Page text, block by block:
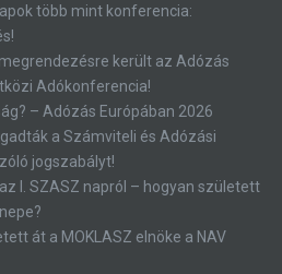
több mint konferencia:
került az Adózás
Adókonferencia!
– Adózás Európában 2026
a Számviteli és Adózási
jogszabályt!
I. SZASZ napról – hogyan született
át a MOKLASZ elnöke a NAV